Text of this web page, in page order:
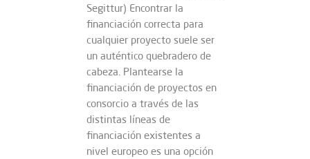
Segittur) Encontrar la
financiación correcta para
cualquier proyecto suele ser
un auténtico quebradero de
cabeza. Plantearse la
financiación de proyectos en
consorcio a través de las
distintas líneas de
financiación existentes a
nivel europeo es una opción